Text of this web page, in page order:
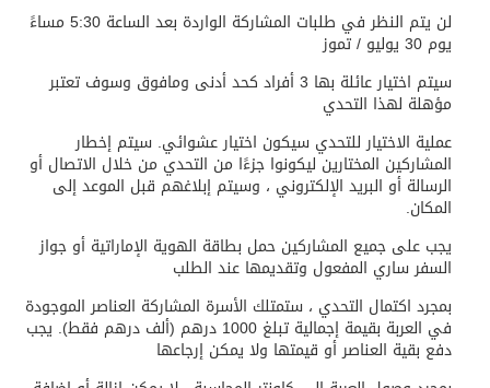
لن يتم النظر في طلبات المشاركة الواردة بعد الساعة 5:30 مساءً
يوم 30 يوليو / تموز
سيتم اختيار عائلة بها 3 أفراد كحد أدنى ومافوق وسوف تعتبر
مؤهلة لهذا التحدي
عملية الاختيار للتحدي سيكون اختيار عشوائي. سيتم إخطار
المشاركين المختارين ليكونوا جزءًا من التحدي من خلال الاتصال أو
الرسالة أو البريد الإلكتروني ، وسيتم إبلاغهم قبل الموعد إلى
المكان.
يجب على جميع المشاركين حمل بطاقة الهوية الإماراتية أو جواز
السفر ساري المفعول وتقديمها عند الطلب
بمجرد اكتمال التحدي ، ستمتلك الأسرة المشاركة العناصر الموجودة
في العربة بقيمة إجمالية تبلغ 1000 درهم (ألف درهم فقط). يجب
دفع بقية العناصر أو قيمتها ولا يمكن إرجاعها